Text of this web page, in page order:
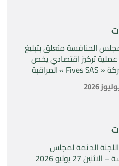
المنافسة متعلق بتبليغ
تركيز اقتصادي يخص
تولي شركة « Fives SAS » المراقبة
الدائمة لمجلس
27 يوليو 2026